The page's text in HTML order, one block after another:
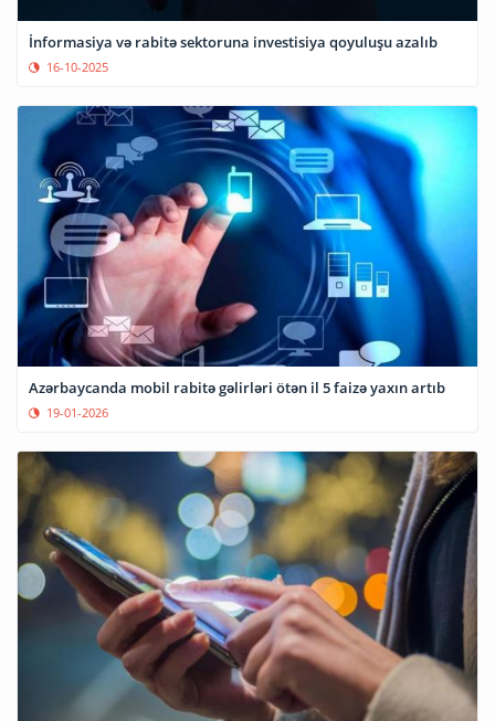
İnformasiya və rabitə sektoruna investisiya qoyuluşu azalıb
16-10-2025
Azərbaycanda mobil rabitə gəlirləri ötən il 5 faizə yaxın artıb
19-01-2026